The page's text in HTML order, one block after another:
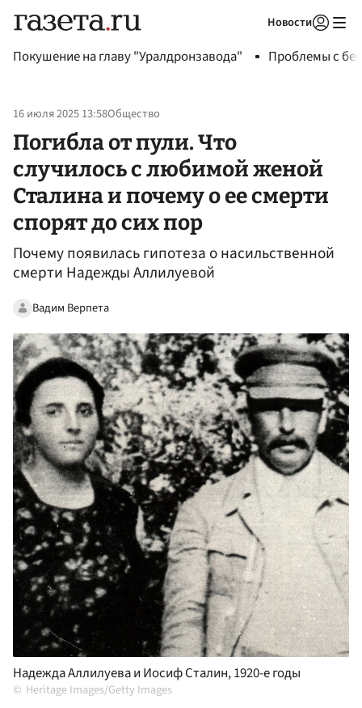
Новости
Покушение на главу "Уралдронзавода" Проблемы с
16 июля 2025 13:58Общество
Погибла от пули. Что
случилось с любимой женой
Сталина и почему о ее смерти
спорят до сих пор
Почему появилась гипотеза о насильственной
смерти Надежды Аллилуевой
Вадим Верпета
Надежда Аллилуева и Иосиф Сталин, 1920-е годы
Heritage Images/Getty Images